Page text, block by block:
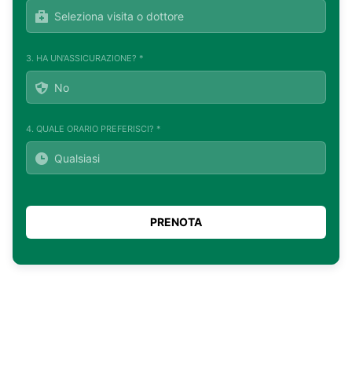
3. HA UN'ASSICURAZIONE? *
4. QUALE ORARIO PREFERISCI? *